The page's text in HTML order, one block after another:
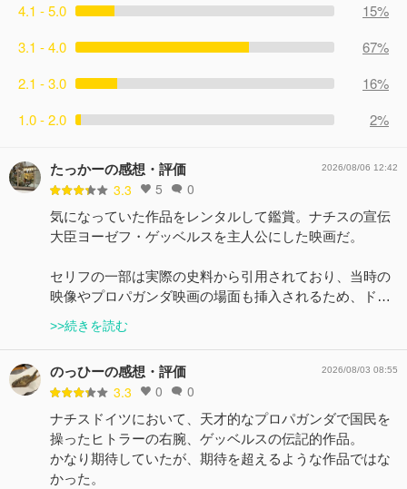
4.1 - 5.0
15%
3.1 - 4.0
67%
2.1 - 3.0
16%
1.0 - 2.0
2%
たっかーの感想・評価
3.3 5 0
2026/08/06 12:42
気になっていた作品をレンタルして鑑賞。ナチスの宣伝
大臣ヨーゼフ・ゲッベルスを主人公にした映画だ。
セリフの一部は実際の史料から引用されており、当時の
映像やプロパガンダ映画の場面も挿入されるため、ド…
>>続きを読む
のっひーの感想・評価
3.3 0 0
2026/08/03 08:55
ナチスドイツにおいて、天才的なプロパガンダで国民を
操ったヒトラーの右腕、ゲッベルスの伝記的作品。
かなり期待していたが、期待を超えるような作品ではな
かった。